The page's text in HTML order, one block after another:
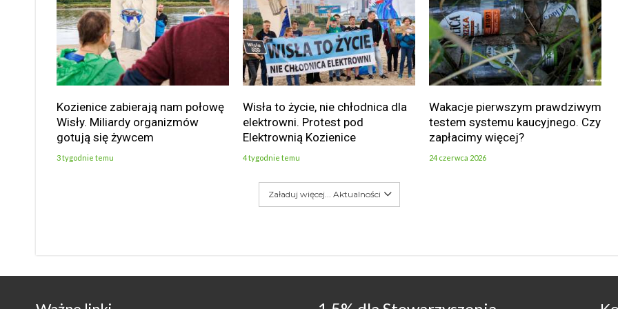
Kozienice zabierają nam połowę
Wisły. Miliardy organizmów
gotują się żywcem
3 tygodnie temu
Wisła to życie, nie chłodnica dla
elektrowni. Protest pod
Elektrownią Kozienice
4 tygodnie temu
Wakacje pierwszym prawdziwym
testem systemu kaucyjnego. Czy
zapłacimy więcej?
24 czerwca 2026
Załaduj więcej... Aktualności